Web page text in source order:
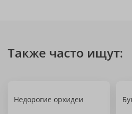
Также часто ищут:
Недорогие орхидеи